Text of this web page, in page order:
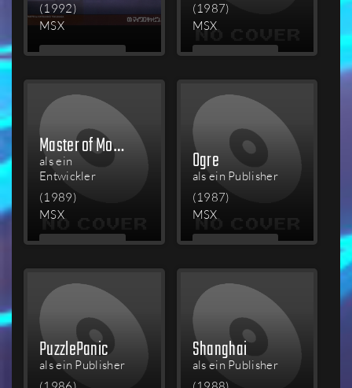
(1992)
MSX
MEHR
(1987)
MSX
MEHR
Master of Monsters
als ein
Entwickler
(1989)
MSX
MEHR
Ogre
als ein Publisher
(1987)
MSX
MEHR
PuzzlePanic
als ein Publisher
Shanghai
als ein Publisher